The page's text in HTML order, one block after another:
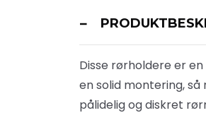
Disse rørholdere er
en solid montering,
pålidelig og diskret